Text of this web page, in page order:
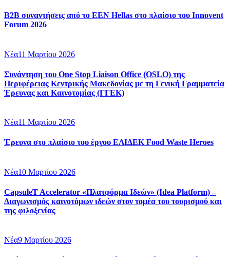
B2B συναντήσεις από το EEN Hellas στο πλαίσιο του Innovent
Forum 2026
Νέα11 Μαρτίου 2026
Συνάντηση του One Stop Liaison Office (OSLO) της
Περιφέρειας Κεντρικής Μακεδονίας με τη Γενική Γραμματεία
Έρευνας και Καινοτομίας (ΓΓΕΚ)
Νέα11 Μαρτίου 2026
Έρευνα στο πλαίσιο του έργου ΕΛΙΔΕΚ Food Waste Heroes
Νέα10 Μαρτίου 2026
CapsuleT Accelerator «Πλατφόρμα Ιδεών» (Idea Platform) –
Διαγωνισμός καινοτόμων ιδεών στον τομέα του τουρισμού και
της φιλοξενίας
Νέα9 Μαρτίου 2026